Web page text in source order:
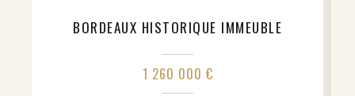
BORDEAUX HISTORIQUE IMMEUBLE
1 260 000 €